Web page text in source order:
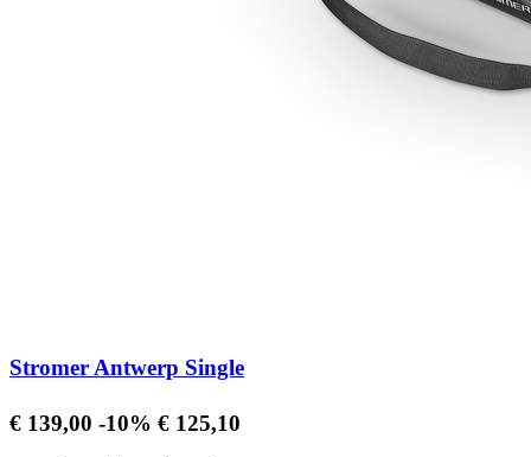
Stromer Antwerp Single
Regular
€ 139,00 -10% Prijs
€ 125,10